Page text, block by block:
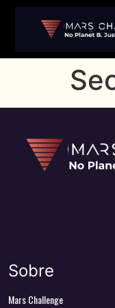
Sobre
Mars Challenge